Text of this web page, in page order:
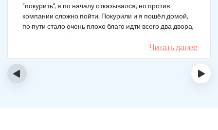
"покурить", я по началу отказывался, но против
компании сложно пойти. Покурили и я пошёл домой,
по пути стало очень плохо благо идти всего два двора,
чувствовал что точно, что-то не так. Спасибо большое,
что быстро приехали, поставили капельницу и уже
меня начало отпускать. После оказалось, что товарищ
Читать далее
‹ ›